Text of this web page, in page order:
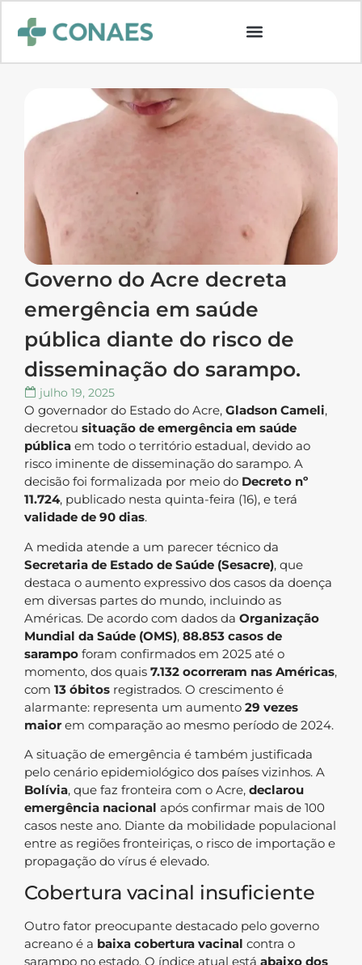
Governo do Acre decreta
emergência em saúde
pública diante do risco de
disseminação do sarampo.
julho 19, 2025
O governador do Estado do Acre, Gladson Cameli,
decretou situação de emergência em saúde
pública em todo o território estadual, devido ao
risco iminente de disseminação do sarampo. A
decisão foi formalizada por meio do Decreto nº
11.724, publicado nesta quinta-feira (16), e terá
validade de 90 dias.
A medida atende a um parecer técnico da
Secretaria de Estado de Saúde (Sesacre), que
destaca o aumento expressivo dos casos da doença
em diversas partes do mundo, incluindo as
Américas. De acordo com dados da Organização
Mundial da Saúde (OMS), 88.853 casos de
sarampo foram confirmados em 2025 até o
momento, dos quais 7.132 ocorreram nas Américas,
com 13 óbitos registrados. O crescimento é
alarmante: representa um aumento 29 vezes
maior em comparação ao mesmo período de 2024.
A situação de emergência é também justificada
pelo cenário epidemiológico dos países vizinhos. A
Bolívia, que faz fronteira com o Acre, declarou
emergência nacional após confirmar mais de 100
casos neste ano. Diante da mobilidade populacional
entre as regiões fronteiriças, o risco de importação e
propagação do vírus é elevado.
Cobertura vacinal insuficiente
Outro fator preocupante destacado pelo governo
acreano é a baixa cobertura vacinal contra o
sarampo no estado. O índice atual está abaixo dos